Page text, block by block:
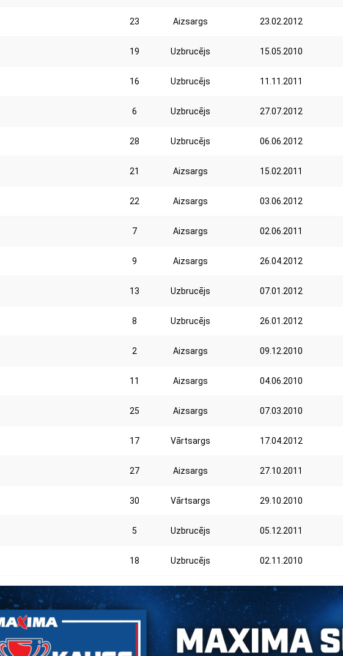
23 Aizsargs 23.02.2012
19 Uzbrucējs 15.05.2010
16 Uzbrucējs 11.11.2011
6 Uzbrucējs 27.07.2012
28 Uzbrucējs 06.06.2012
21 Aizsargs 15.02.2011
22 Aizsargs 03.06.2012
7 Aizsargs 02.06.2011
9 Aizsargs 26.04.2012
13 Uzbrucējs 07.01.2012
8 Uzbrucējs 26.01.2012
2 Aizsargs 09.12.2010
11 Aizsargs 04.06.2010
25 Aizsargs 07.03.2010
17 Vārtsargs 17.04.2012
27 Aizsargs 27.10.2011
30 Vārtsargs 29.10.2010
5 Uzbrucējs 05.12.2011
18 Uzbrucējs 02.11.2010